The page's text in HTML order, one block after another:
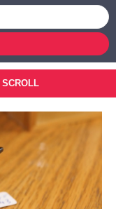
SCROLL